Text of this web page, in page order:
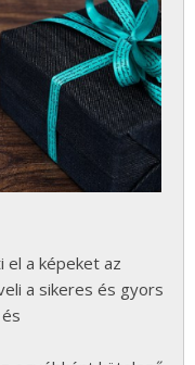
el a képeket az
a sikeres és gyors